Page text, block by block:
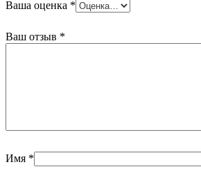
Ваша оценка *
Ваш отзыв *
Имя *